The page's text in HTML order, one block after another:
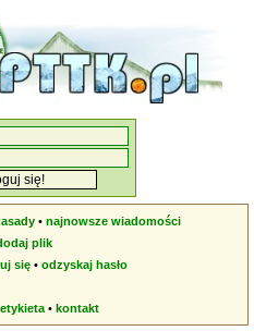
•najnowsze wiadomości
plik
się •odzyskaj hasło
•kontakt